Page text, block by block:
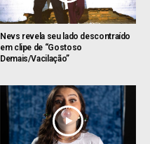
Nevs revela seu lado descontraído
em clipe de “Gostoso
Demais/Vacilação”